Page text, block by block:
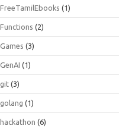
FreeTamilEbooks (1)
Functions (2)
Games (3)
GenAI (1)
git (3)
golang (1)
hackathon (6)